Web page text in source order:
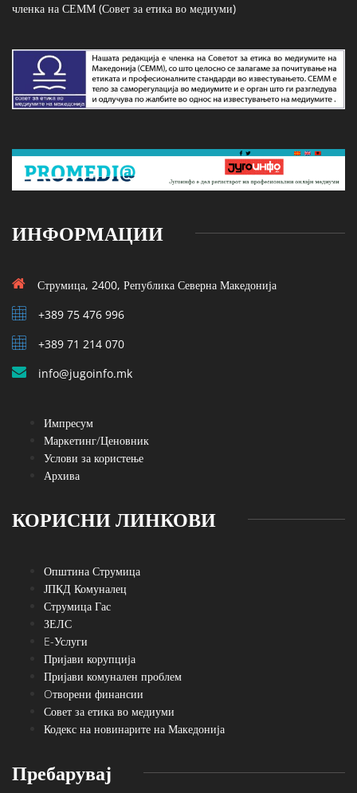
членка на СЕММ (Совет за етика во медиуми)
ИНФОРМАЦИИ
Струмица, 2400, Република Северна Македонија
+389 75 476 996
+389 71 214 070
info@jugoinfo.mk
Импресум
Маркетинг/Ценовник
Услови за користење
Архива
КОРИСНИ ЛИНКОВИ
Општина Струмица
ЈПКД Комуналец
Струмица Гас
ЗЕЛС
E-Услуги
Пријави корупција
Пријави комунален проблем
Oтворени финансии
Совет за етика во медиуми
Кодекс на новинарите на Македонија
Пребарувај